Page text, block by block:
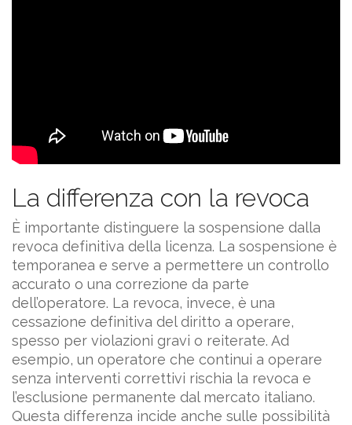
La differenza con la revoca
È importante distinguere la sospensione dalla
revoca definitiva della licenza. La sospensione è
temporanea e serve a permettere un controllo
accurato o una correzione da parte
dell’operatore. La revoca, invece, è una
cessazione definitiva del diritto a operare,
spesso per violazioni gravi o reiterate. Ad
esempio, un operatore che continui a operare
senza interventi correttivi rischia la revoca e
l’esclusione permanente dal mercato italiano.
Questa differenza incide anche sulle possibilità